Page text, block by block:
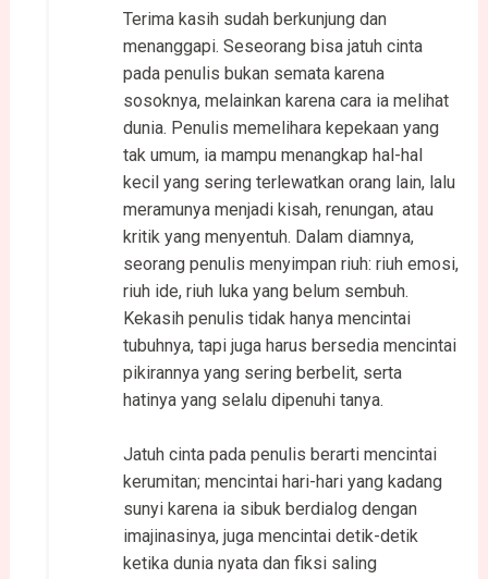
Terima kasih sudah berkunjung dan
menanggapi. Seseorang bisa jatuh cinta
pada penulis bukan semata karena
sosoknya, melainkan karena cara ia melihat
dunia. Penulis memelihara kepekaan yang
tak umum, ia mampu menangkap hal-hal
kecil yang sering terlewatkan orang lain, lalu
meramunya menjadi kisah, renungan, atau
kritik yang menyentuh. Dalam diamnya,
seorang penulis menyimpan riuh: riuh emosi,
riuh ide, riuh luka yang belum sembuh.
Kekasih penulis tidak hanya mencintai
tubuhnya, tapi juga harus bersedia mencintai
pikirannya yang sering berbelit, serta
hatinya yang selalu dipenuhi tanya.
Jatuh cinta pada penulis berarti mencintai
kerumitan; mencintai hari-hari yang kadang
sunyi karena ia sibuk berdialog dengan
imajinasinya, juga mencintai detik-detik
ketika dunia nyata dan fiksi saling